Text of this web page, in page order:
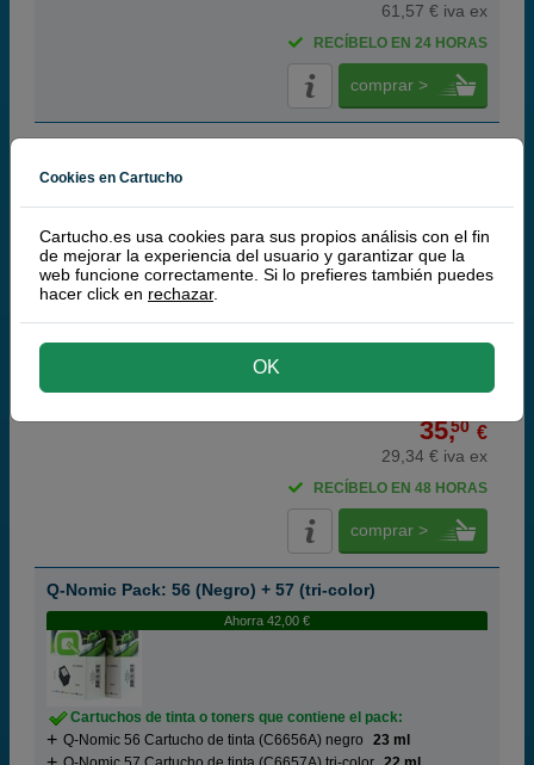
61,57 € iva ex
RECÍBELO EN 24 HORAS
comprar >
Q-Nomic Pack Ahorro 57 (tri-color) + 58 (foto)
Cartuchos de tinta o toners que contiene el pack:
Q-Nomic 57 Cartucho de tinta (C6657A) tri-color
Pack ahorro
35,50 €
29,34 € iva ex
RECÍBELO EN 48 HORAS
comprar >
Q-Nomic Pack: 56 (Negro) + 57 (tri-color)
Ahorra 42,00 €
Cartuchos de tinta o toners que contiene el pack:
Q-Nomic 56 Cartucho de tinta (C6656A) negro
23 ml
Cookies en Cartucho
Cartucho.es usa cookies para sus propios análisis con el fin
de mejorar la experiencia del usuario y garantizar que la
web funcione correctamente. Si lo prefieres también puedes
hacer click en rechazar.
OK